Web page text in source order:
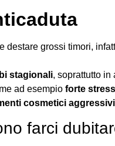
grossi timori,
stagionali, soprattutto in
ad esempio forte stress
cosmetici aggressivi
farci